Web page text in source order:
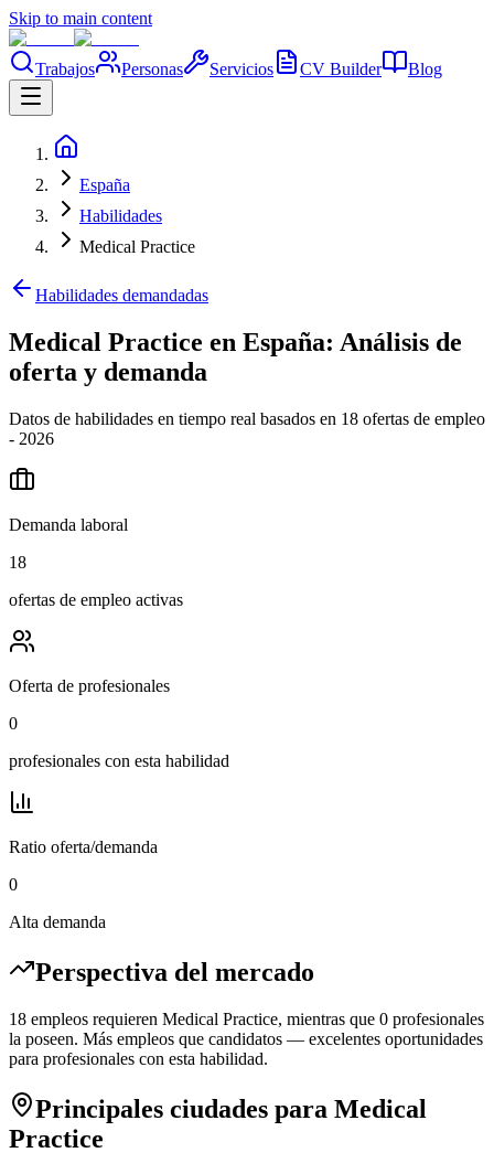
Skip to main content
Trabajos Personas Servicios CV Builder Blog
España
Habilidades
Medical Practice
Habilidades demandadas
Medical Practice en España: Análisis de
oferta y demanda
Datos de habilidades en tiempo real basados en 18 ofertas de empleo
- 2026
Demanda laboral
18
ofertas de empleo activas
Oferta de profesionales
0
profesionales con esta habilidad
Ratio oferta/demanda
0
Alta demanda
Perspectiva del mercado
18 empleos requieren Medical Practice, mientras que 0 profesionales
la poseen. Más empleos que candidatos — excelentes oportunidades
para profesionales con esta habilidad.
Principales ciudades para Medical
Practice